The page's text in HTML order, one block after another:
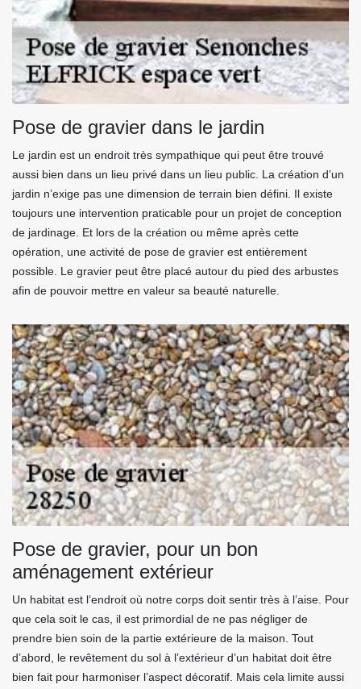
Pose de gravier dans le jardin
Le jardin est un endroit très sympathique qui peut être trouvé
aussi bien dans un lieu privé dans un lieu public. La création d’un
jardin n’exige pas une dimension de terrain bien défini. Il existe
toujours une intervention praticable pour un projet de conception
de jardinage. Et lors de la création ou même après cette
opération, une activité de pose de gravier est entièrement
possible. Le gravier peut être placé autour du pied des arbustes
afin de pouvoir mettre en valeur sa beauté naturelle.
Pose de gravier, pour un bon
aménagement extérieur
Un habitat est l’endroit où notre corps doit sentir très à l’aise. Pour
que cela soit le cas, il est primordial de ne pas négliger de
prendre bien soin de la partie extérieure de la maison. Tout
d’abord, le revêtement du sol à l’extérieur d’un habitat doit être
bien fait pour harmoniser l’aspect décoratif. Mais cela limite aussi